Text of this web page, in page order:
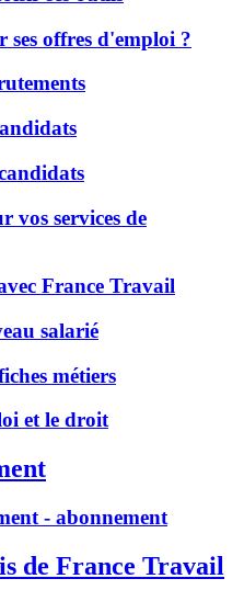
ses offres d'emploi ?
vos services de
France Travail
salarié
métiers
et le droit
- abonnement
de France Travail